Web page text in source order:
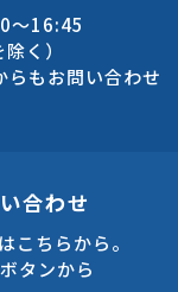
～16:45
く）
らもお問い合わせ
合わせ
こちらから。
タンから